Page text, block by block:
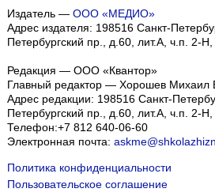
Издатель — ООО «МЕДИО»
Адрес издателя: 198516 Санкт-
Петербургский пр., д.60, лит.А, ч.п. 2-
Редакция — ООО «Квантор»
Главный редактор — Хорошев Михаил
Адрес редакции: 198516 Санкт-
Петербургский пр., д.60, лит.А, ч.п. 2-
Телефон:+7 812 640-06-60
Электронная почта:
Политика конфиденциальности
Пользовательское соглашение